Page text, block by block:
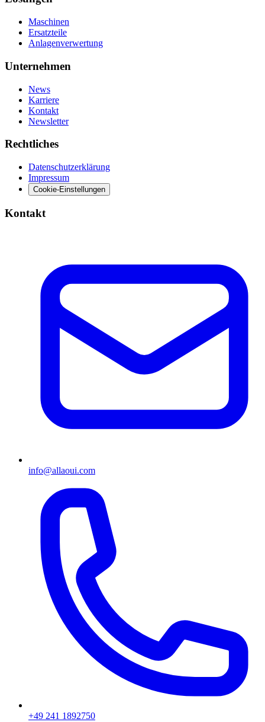
Maschinen
Ersatzteile
Anlagenverwertung
Unternehmen
News
Karriere
Kontakt
Newsletter
Rechtliches
Datenschutzerklärung
Impressum
Cookie-Einstellungen
Kontakt
info@allaoui.com
+49 241 1892750